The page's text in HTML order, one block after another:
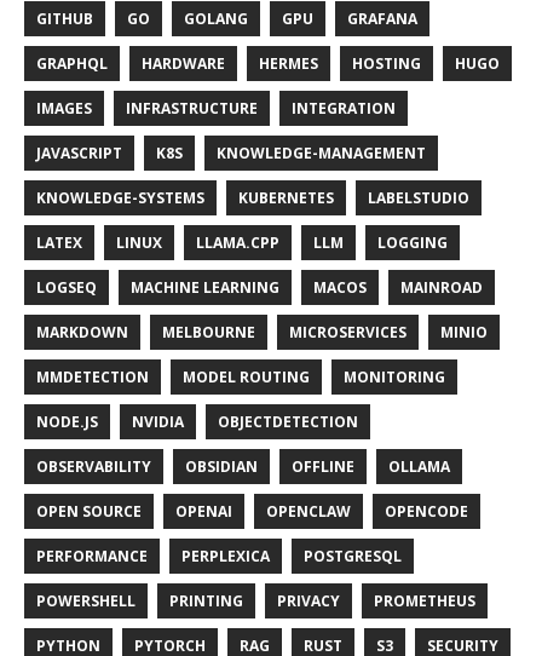
GITHUB GO GOLANG GPU GRAFANA
GRAPHQL HARDWARE HERMES HOSTING HUGO
IMAGES INFRASTRUCTURE INTEGRATION
JAVASCRIPT K8S KNOWLEDGE-MANAGEMENT
KNOWLEDGE-SYSTEMS KUBERNETES LABELSTUDIO
LATEX LINUX LLAMA.CPP LLM LOGGING
LOGSEQ MACHINE LEARNING MACOS MAINROAD
MARKDOWN MELBOURNE MICROSERVICES MINIO
MMDETECTION MODEL ROUTING MONITORING
NODE.JS NVIDIA OBJECTDETECTION
OBSERVABILITY OBSIDIAN OFFLINE OLLAMA
OPEN SOURCE OPENAI OPENCLAW OPENCODE
PERFORMANCE PERPLEXICA POSTGRESQL
POWERSHELL PRINTING PRIVACY PROMETHEUS
PYTHON PYTORCH RAG RUST S3 SECURITY